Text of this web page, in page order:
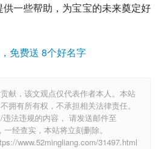
一些帮助，为宝宝的未来奠定好
免费送 8个好名字
献，该文观点仅代表作者本人。本站
拥有所有权，不承担相关法律责任。
法违规的内容， 请发送邮件至
经查实，本站将立刻删除。
www.52mingliang.com/31497.html